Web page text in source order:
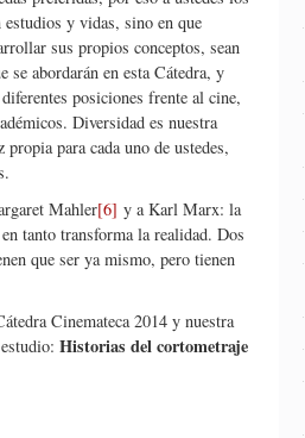
estudios y vidas, sino en que
sus propios conceptos, sean
se abordarán en esta Cátedra, y
posiciones frente al cine,
Diversidad es nuestra
para cada uno de ustedes,
Mahler[6] y a Karl Marx: la
tanto transforma la realidad. Dos
que ser ya mismo, pero tienen
Cinemateca 2014 y nuestra
Historias del cortometraje